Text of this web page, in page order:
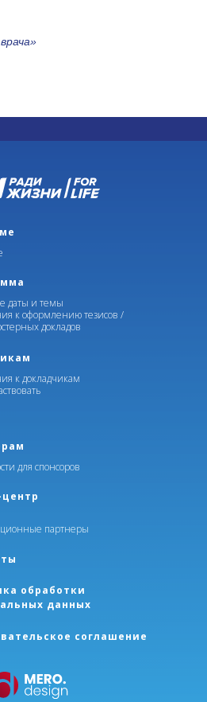
даты и темы
к оформлению тезисов /
докладов
к докладчикам
для спонсоров
партнеры
соглашение
обработки
данных